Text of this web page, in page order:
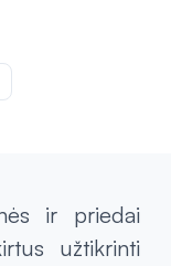
ir priedai
užtikrinti